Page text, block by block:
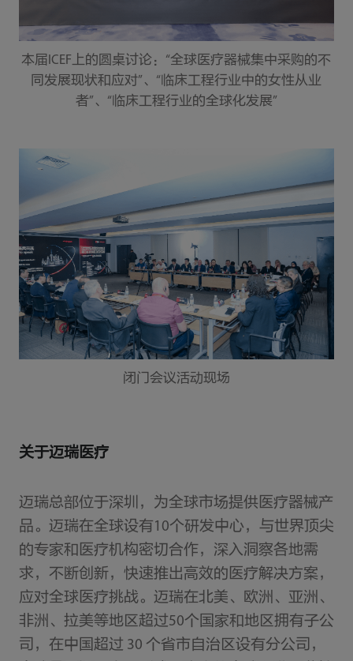
本届ICEF上的圆桌讨论：“全球医疗器械集中采购的不
同发展现状和应对”、“临床工程行业中的女性从业
者”、“临床工程行业的全球化发展”
闭门会议活动现场
关于迈瑞医疗
迈瑞总部位于深圳，为全球市场提供医疗器械产
品。迈瑞在全球设有10个研发中心，与世界顶尖
的专家和医疗机构密切合作，深入洞察各地需
求，不断创新，快速推出高效的医疗解决方案，
应对全球医疗挑战。迈瑞在北美、欧洲、亚洲、
非洲、拉美等地区超过50个国家和地区拥有子公
司，在中国超过 30 个省市自治区设有分公司，